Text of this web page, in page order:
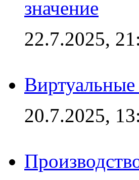
значение
22.7.2025,
20.7.2025,